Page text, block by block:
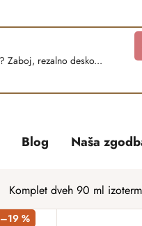
Blog Naša
Komplet dveh 90 ml
–19 %